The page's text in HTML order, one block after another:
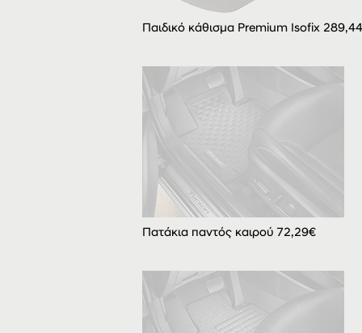
Παιδικό κάθισμα Premium Isofix
Πατάκια παντός καιρού 72,29€